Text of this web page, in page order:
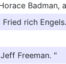
Badman,
rich Engels.
Freeman. "